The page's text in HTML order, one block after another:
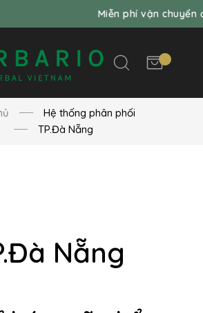
Miễn phí vận chuyển đơn
Hệ thống phân phối
TP.Đà Nẵng
Nẵng